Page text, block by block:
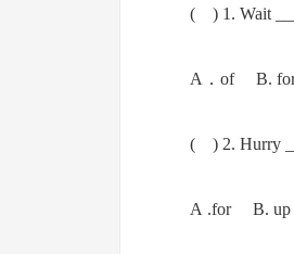
( ) 1. Wait
A．of B.
( ) 2. Hurry
A .for B. up